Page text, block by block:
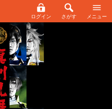
ログイン さがす メニュー